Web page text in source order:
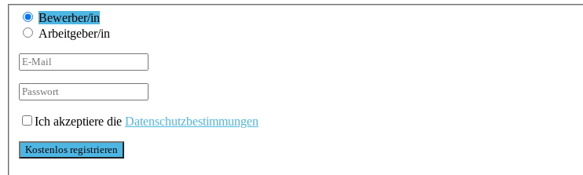
Bewerber/in
Arbeitgeber/in
Ich akzeptiere die Datenschutzbestimmungen